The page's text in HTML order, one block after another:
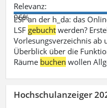
Relevanz:
96%
LSF an der h_da: das
LSF gebucht werden?
Vorlesungsverzeichnis ab
Überblick über die
Räume buchen wollen
Hochschulanzeiger